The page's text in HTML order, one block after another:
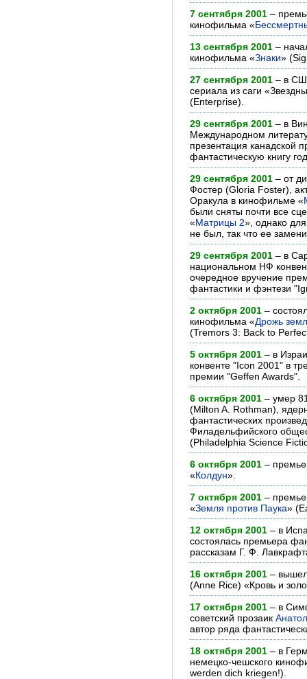
7 сентября 2001 –
кинофильма «
13 сентября 2001 –
кинофильма «Знаки»
27 сентября 2001 – в
сериала из саги
(Enterprise).
29 сентября 2001 – в
Международном
презентация канадской
фантастическую книгу
29 сентября 2001 – от
Фостер (Gloria Foster),
Оракула в кинофильме «
были сняты почти все
«Матрицы 2», однако
не был, так что ее
29 сентября 2001 – в
национальном НФ
очередное вручение
фантастики и фэнтези
2 октября 2001 –
кинофильма «Дрожь
(Tremors 3: Back to
5 октября 2001 – в
конвенте "Icon 2001" в
премии "Geffen Awards".
6 октября 2001 – умер
(Milton A. Rothman),
фантастических
Филадельфийского
(Philadelphia Science
6 октября 2001 –
«Колдун».
7 октября 2001 –
«Земля против Паука»
12 октября 2001 – в
состоялась премьера
рассказам Г. Ф.
16 октября 2001 –
(Anne Rice) «Кровь и
17 октября 2001 – в
советский прозаик
автор ряда
18 октября 2001 – в
немецко-чешского
werden dich kriegen!).